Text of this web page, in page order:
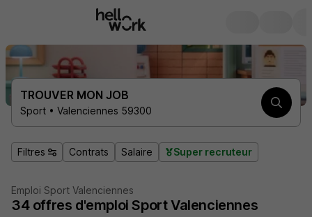
TROUVER MON JOB
Sport • Valenciennes 59300
Filtres Contrats Salaire Super recruteur
Emploi Sport Valenciennes
34 offres d'emploi Sport Valenciennes